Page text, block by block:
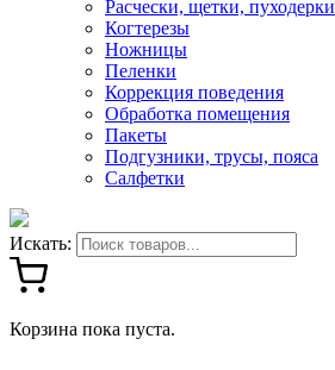
Расчески, щетки, пуходерки
Когтерезы
Ножницы
Пеленки
Коррекция поведения
Обработка помещения
Пакеты
Подгузники, трусы, пояса
Салфетки
Искать:
Корзина пока пуста.